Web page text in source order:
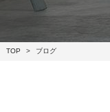
TOP ブログ